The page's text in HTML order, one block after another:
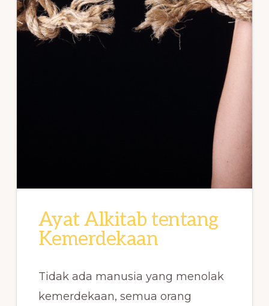
Ayat Alkitab tentang
Kemerdekaan
Tidak ada manusia yang menolak
kemerdekaan, semua orang